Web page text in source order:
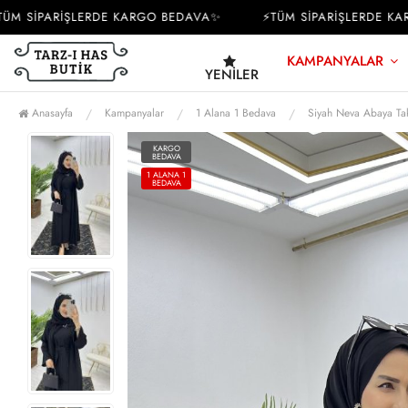
SİPARİŞLERDE KARGO BEDAVA✨ ⚡TÜM SİPARİŞLERDE
YENILER
KAMPANYALAR
Anasayfa Kampanyalar 1 Alana 1 Bedava Siyah Neva Abaya
KARGO
BEDAVA
1 ALANA 1
BEDAVA